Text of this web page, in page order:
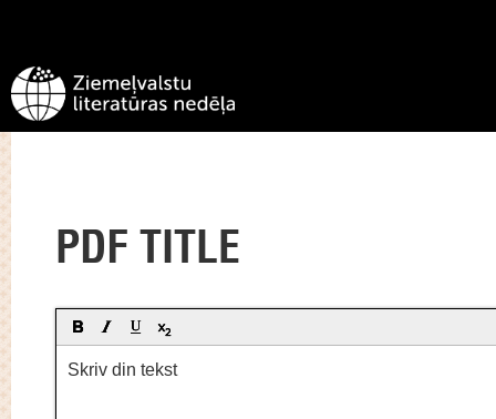
PDF TITLE
Skriv din tekst